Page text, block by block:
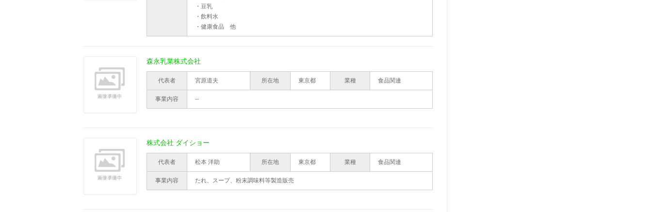
・豆乳
・飲料水
・健康食品 他
森永乳業株式会社
代表者 宮原道夫 所在地 東京都 業種 食品関連
事業内容 --
株式会社 ダイショー
代表者 松本 洋助 所在地 東京都 業種 食品関連
事業内容 たれ、スープ、粉末調味料等製造販売